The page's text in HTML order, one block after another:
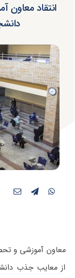
انتقاد معاون
معاون آموزشی و
از معایب جذب